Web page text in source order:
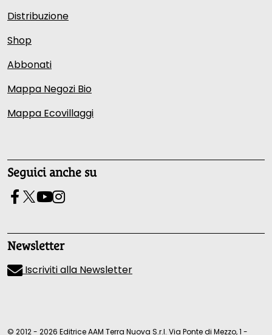
Distribuzione
Shop
Abbonati
Mappa Negozi Bio
Mappa Ecovillaggi
Seguici anche su
Newsletter
Iscriviti alla Newsletter
© 2012 - 2026 Editrice AAM Terra Nuova S.r.l. Via Ponte di Mezzo, 1 -